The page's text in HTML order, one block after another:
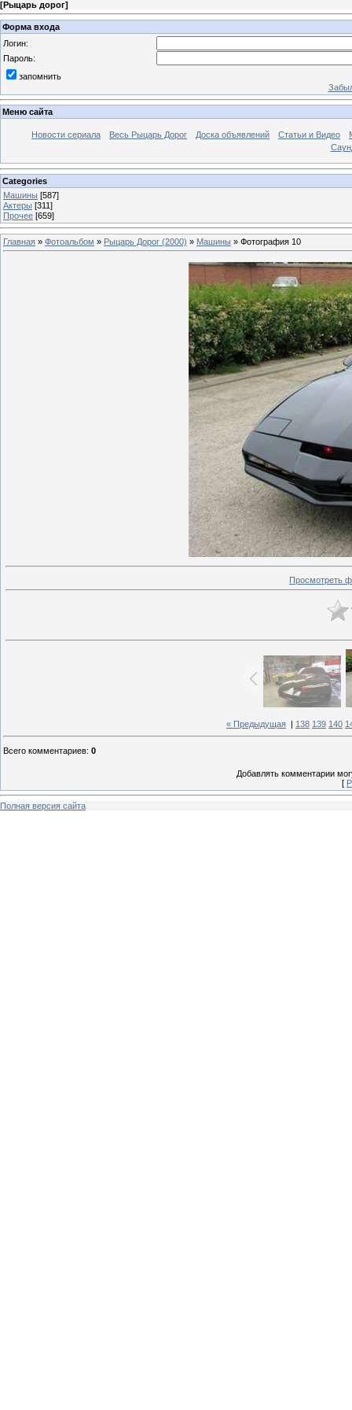
[Рыцарь дорог]
Форма входа
Логин:
Пароль:
запомнить
Меню сайта
Новости сериала Весь Рыцарь Дорог Доска объявлений Статьи и Видео
Categories
Машины [587]
Актеры [311]
Прочее [659]
Главная » Фотоальбом » Рыцарь Дорог (2000) » Машины » Фотография 10
Просмотреть
« Предыдущая 138 139 140
Всего комментариев: 0
Добавлять комментарии
[
Полная версия сайта